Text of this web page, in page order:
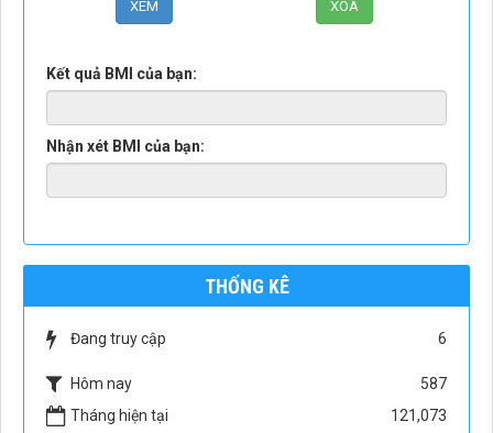
Kết quả BMI của bạn:
Nhận xét BMI của bạn:
THỐNG KÊ
Đang truy cập 6
Hôm nay
587
Tháng hiện tại
121,073